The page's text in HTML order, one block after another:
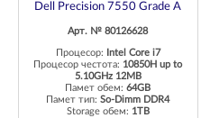
Dell Precision 7550 Grade A
Арт. № 80126628
Процесор:
Intel Core i7
Процесор честота: 10850H up to
5.10GHz 12MB
Памет обем:64GB
Памет тип:So-Dimm DDR4
Storage обем: 1TB